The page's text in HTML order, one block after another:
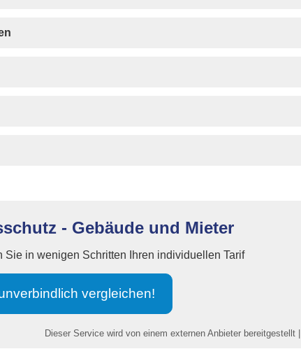
- Gebäude und Mieter
Sie in wenigen Schritten Ihren individuellen Tarif
ver­gleichen!
Dieser Service wird von einem externen Anbieter bereitgestellt |